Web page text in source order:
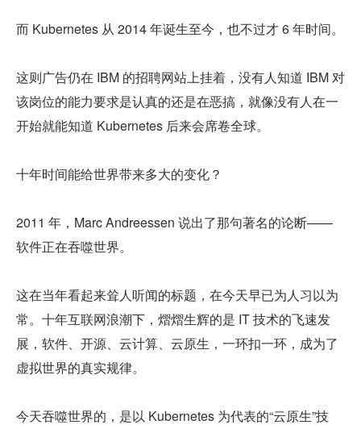
而 Kubernetes 从 2014 年诞生至今，也不过才 6 年时间。
这则广告仍在 IBM 的招聘网站上挂着，没有人知道 IBM 对
该岗位的能力要求是认真的还是在恶搞，就像没有人在一
开始就能知道 Kubernetes 后来会席卷全球。
十年时间能给世界带来多大的变化？
2011 年，Marc Andreessen 说出了那句著名的论断——
软件正在吞噬世界。
这在当年看起来耸人听闻的标题，在今天早已为人习以为
常。十年互联网浪潮下，熠熠生辉的是 IT 技术的飞速发
展，软件、开源、云计算、云原生，一环扣一环，成为了
虚拟世界的真实规律。
今天吞噬世界的，是以 Kubernetes 为代表的“云原生”技